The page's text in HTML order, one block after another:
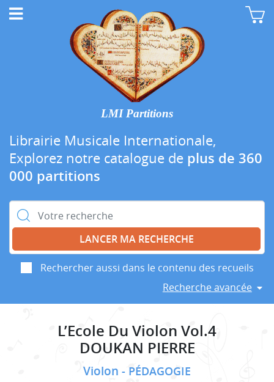
LMI Partitions
Librairie Musicale Internationale,
Explorez notre catalogue de plus de 360
000 partitions
Rechercher :
Rechercher aussi dans le contenu des recueils
Recherche avancée
L’Ecole Du Violon Vol.4
DOUKAN PIERRE
Violon PÉDAGOGIE